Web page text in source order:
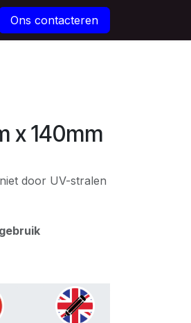
Ons contacteren
x 140mm
door UV-stralen